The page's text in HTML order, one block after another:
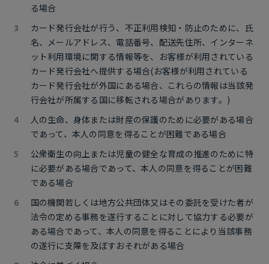
る場合
カード発行会社が行う、不正利用検知・防止のために、氏
名、メールアドレス、電話番号、配送先住所、インターネ
ット利用環境に関する情報等を、お客様が利用されている
カード発行会社へ提供する場合(お客様が利用されている
カード発行会社が外国にある場合、これらの情報は当該発
行会社が所属する国に移転される場合があります。)
人の生命、身体または財産の保護のために必要がある場合
であって、本人の同意を得ることが困難である場合
公衆衛生の向上または児童の健全な育成の推進のために特
に必要がある場合であって、本人の同意を得ることが困難
である場合
国の機関若しくは地方公共団体又はその委託を受けた者が
法令の定める事務を遂行することに対して協力する必要が
ある場合であって、本人の同意を得ることにより当該事務
の遂行に支障を及ぼすおそれがある場合